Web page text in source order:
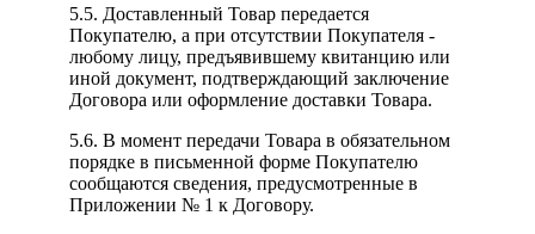
5.5. Доставленный Товар передается
Покупателю, а при отсутствии Покупателя -
любому лицу, предъявившему квитанцию или
иной документ, подтверждающий заключение
Договора или оформление доставки Товара.
5.6. В момент передачи Товара в обязательном
порядке в письменной форме Покупателю
сообщаются сведения, предусмотренные в
Приложении № 1 к Договору.